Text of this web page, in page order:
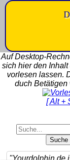
Auf Desktop-
sich hier den
vorlesen lassen.
duch Betätigen
[ Alt +
"Yourdolphin.de
Code:
8.95 €
€
20.00